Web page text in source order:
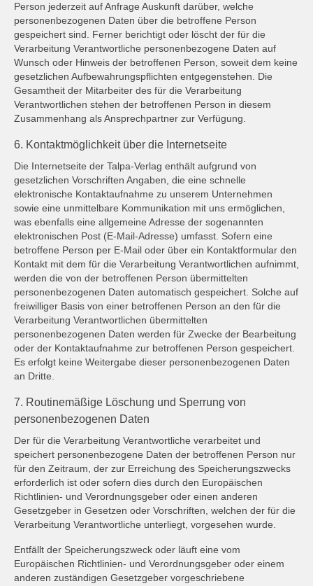
Person jederzeit auf Anfrage Auskunft darüber, welche
personenbezogenen Daten über die betroffene Person
gespeichert sind. Ferner berichtigt oder löscht der für die
Verarbeitung Verantwortliche personenbezogene Daten auf
Wunsch oder Hinweis der betroffenen Person, soweit dem keine
gesetzlichen Aufbewahrungspflichten entgegenstehen. Die
Gesamtheit der Mitarbeiter des für die Verarbeitung
Verantwortlichen stehen der betroffenen Person in diesem
Zusammenhang als Ansprechpartner zur Verfügung.
6. Kontaktmöglichkeit über die Internetseite
Die Internetseite der Talpa-Verlag enthält aufgrund von
gesetzlichen Vorschriften Angaben, die eine schnelle
elektronische Kontaktaufnahme zu unserem Unternehmen
sowie eine unmittelbare Kommunikation mit uns ermöglichen,
was ebenfalls eine allgemeine Adresse der sogenannten
elektronischen Post (E-Mail-Adresse) umfasst. Sofern eine
betroffene Person per E-Mail oder über ein Kontaktformular den
Kontakt mit dem für die Verarbeitung Verantwortlichen aufnimmt,
werden die von der betroffenen Person übermittelten
personenbezogenen Daten automatisch gespeichert. Solche auf
freiwilliger Basis von einer betroffenen Person an den für die
Verarbeitung Verantwortlichen übermittelten
personenbezogenen Daten werden für Zwecke der Bearbeitung
oder der Kontaktaufnahme zur betroffenen Person gespeichert.
Es erfolgt keine Weitergabe dieser personenbezogenen Daten
an Dritte.
7. Routinemäßige Löschung und Sperrung von
personenbezogenen Daten
Der für die Verarbeitung Verantwortliche verarbeitet und
speichert personenbezogene Daten der betroffenen Person nur
für den Zeitraum, der zur Erreichung des Speicherungszwecks
erforderlich ist oder sofern dies durch den Europäischen
Richtlinien- und Verordnungsgeber oder einen anderen
Gesetzgeber in Gesetzen oder Vorschriften, welchen der für die
Verarbeitung Verantwortliche unterliegt, vorgesehen wurde.
Entfällt der Speicherungszweck oder läuft eine vom
Europäischen Richtlinien- und Verordnungsgeber oder einem
anderen zuständigen Gesetzgeber vorgeschriebene